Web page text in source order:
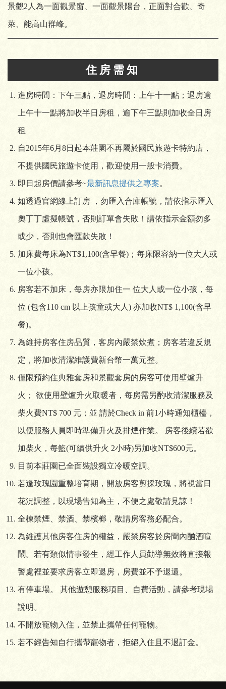
景觀2人為一面觀景窗、一面觀景陽台，正面對合歡、奇
萊、能高山群峰。
住房需知
進房時間：下午三點，退房時間：上午十一點；退房逾
上午十一點將加收半日房租，逾下午三點則加收全日房
租
自2015年6月8日起本莊園不再屬於國民旅遊卡特約店，
不提供國民旅遊卡使用，歡迎使用一般卡消費。
即日起房價請參考~最新訊息提供之專案。
如透過官網線上訂房 ，勿匯入合庫帳號，請依指示匯入
奧丁丁虛擬帳號，否則訂單會失敗！請依指示金額勿多
或少，否則也會匯款失敗！
加床費每床為NT$1,100(含早餐)；每床限容納一位大人或
一位小孩。
房客若不加床，每房亦限加住一 位大人或一位小孩，每
位 (包含110 cm 以上孩童或大人) 亦加收NT$ 1,100(含早
餐)。
為維持房客住房品質，客房內嚴禁炊煮；房客若違反規
定，將加收清潔維護費新台幣一萬元整。
僅限預約住典雅套房和景觀套房的房客可使用壁爐升
火； 欲使用壁爐升火取暖者，每房需另酌收清潔服務及
柴火費NT$ 700 元；並 請於Check in 前1小時通知櫃檯，
以便服務人員即時準備升火及排煙作業。 房客後續若欲
加柴火，每籃(可續供升火 2小時)另加收NT$600元。
目前本莊園已全面裝設獨立冷暖空調。
若逢玫瑰園重整培育期，開放房客剪採玫瑰，將視當日
花況調整，以現場告知為主，不便之處敬請見諒！
全棟禁煙、禁酒、禁檳榔，敬請房客務必配合。
為維護其他房客住房的權益，嚴禁房客於房間內酗酒喧
鬧。若有類似情事發生，經工作人員勸導無效將直接報
警處裡並要求房客立即退房，房費並不予退還。
有停車場。 其他遊憩服務項目、自費活動，請參考現場
說明。
不開放寵物入住，並禁止攜帶任何寵物。
若不經告知自行攜帶寵物者，拒絕入住且不退訂金。